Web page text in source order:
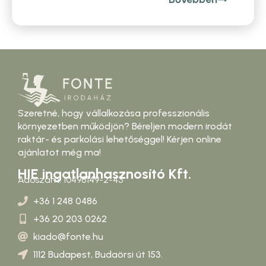
Szeretné, hogy vállalkozása professzionális
környezetben működjön? Béreljen modern irodát
raktár- és parkolási lehetőséggel! Kérjen online
ajánlatot még ma!
HIE ingatlanhasznosító Kft.
Adószám: 10498149-2-43
+36 1 248 0486
+36 20 203 0262
kiado@fonte.hu
1112 Budapest, Budaörsi út 153.